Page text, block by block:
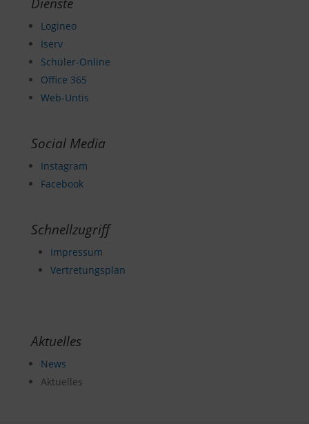
Dienste
Logineo
Iserv
Schüler-Online
Office 365
Web-Untis
Social Media
Instagram
Facebook
Schnellzugriff
Impressum
Vertretungsplan
Aktuelles
News
Aktuelles